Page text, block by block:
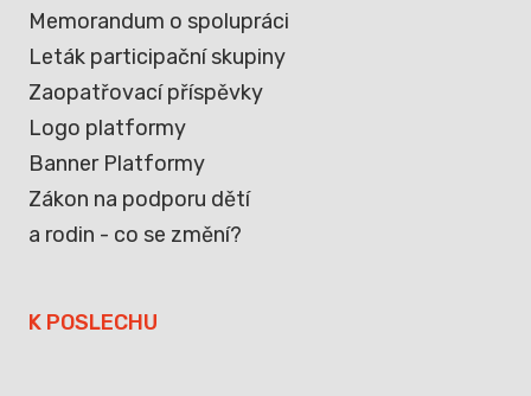
Memorandum o spolupráci
Leták participační skupiny
Zaopatřovací příspěvky
Logo platformy
Banner Platformy
Zákon na podporu dětí
a rodin - co se změní?
K POSLECHU